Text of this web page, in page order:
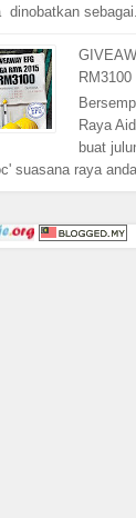
dinobatkan
RM3100
Raya
buat
suasana raya anda